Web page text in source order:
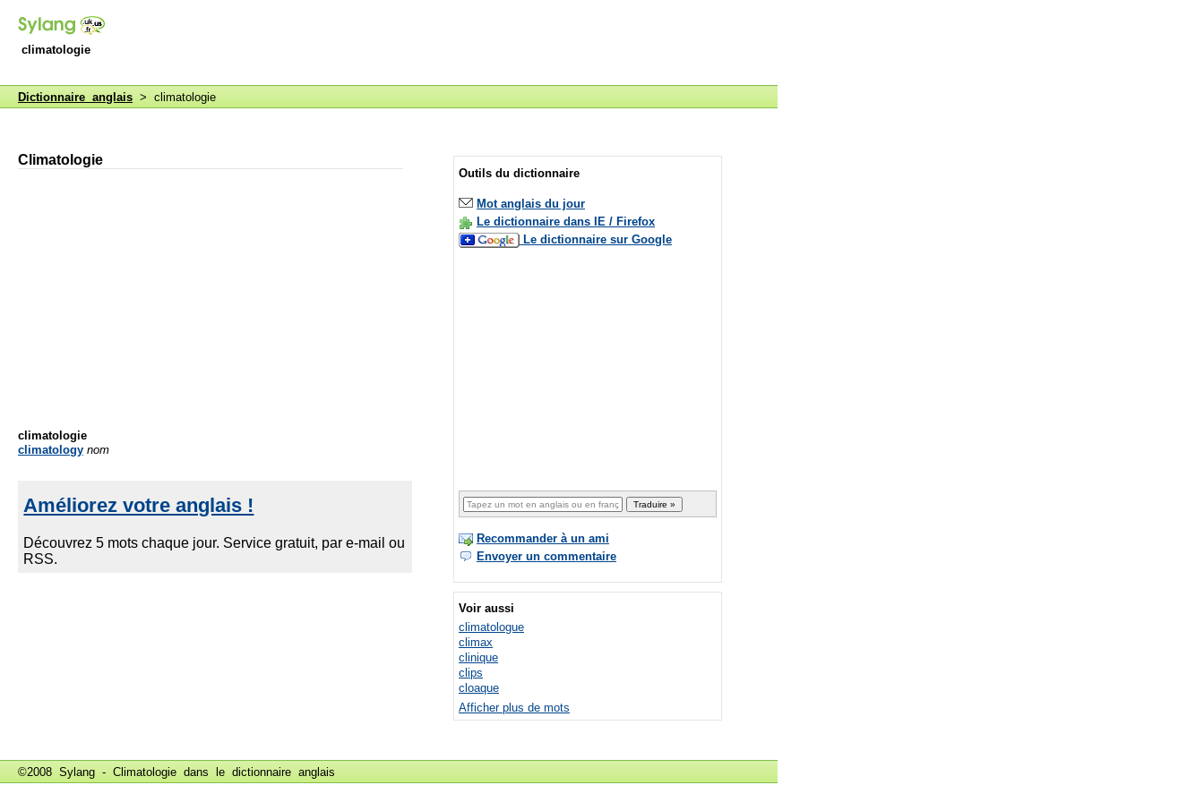
climatologie
Dictionnaire anglais > climatologie
Climatologie
climatologie
climatology nom
Outils du dictionnaire
Mot anglais du jour
Le dictionnaire dans IE / Firefox
Le dictionnaire sur Google
Recommander à un ami
Envoyer un commentaire
Voir aussi
climatologue
climax
clinique
clips
cloaque
Afficher plus de mots
©2008 Sylang - Climatologie dans le dictionnaire anglais